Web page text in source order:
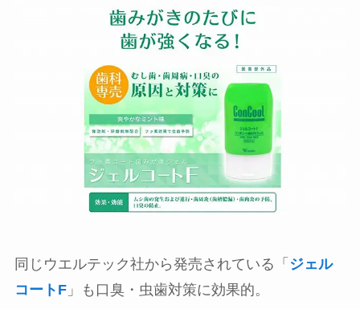
同じウエルテック社から発売されている「 ジェル
コートF」も口臭・虫歯対策に効果的。